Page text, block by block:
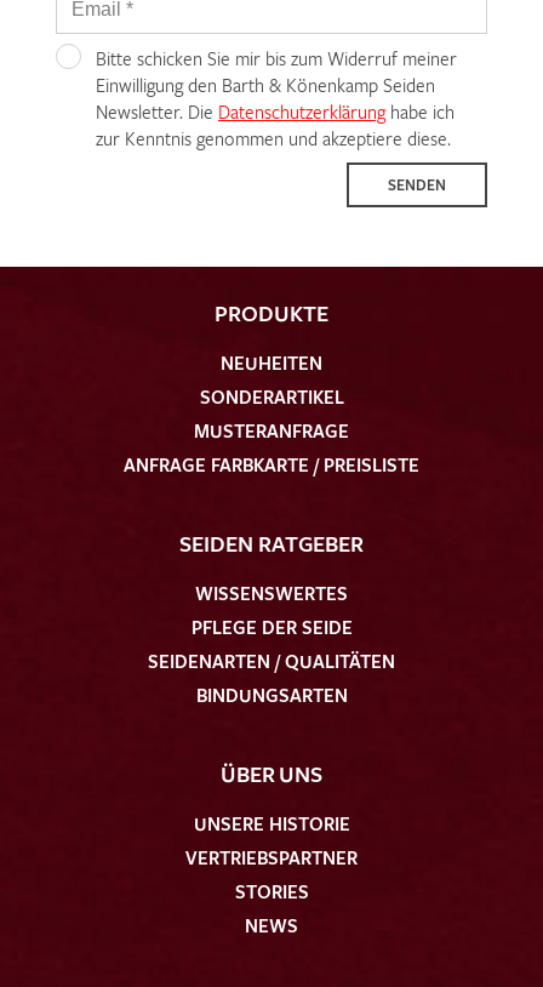
Bitte schicken Sie mir bis zum Widerruf meiner
Einwilligung den Barth & Könenkamp Seiden
Newsletter. Die Datenschutzerklärunghabe ich
zur Kenntnis genommen und akzeptiere diese.
SENDEN
PRODUKTE
NEUHEITEN
SONDERARTIKEL
MUSTERANFRAGE
ANFRAGE FARBKARTE / PREISLISTE
SEIDEN RATGEBER
WISSENSWERTES
PFLEGE DER SEIDE
SEIDENARTEN / QUALITÄTEN
BINDUNGSARTEN
ÜBER UNS
UNSERE HISTORIE
VERTRIEBSPARTNER
STORIES
NEWS